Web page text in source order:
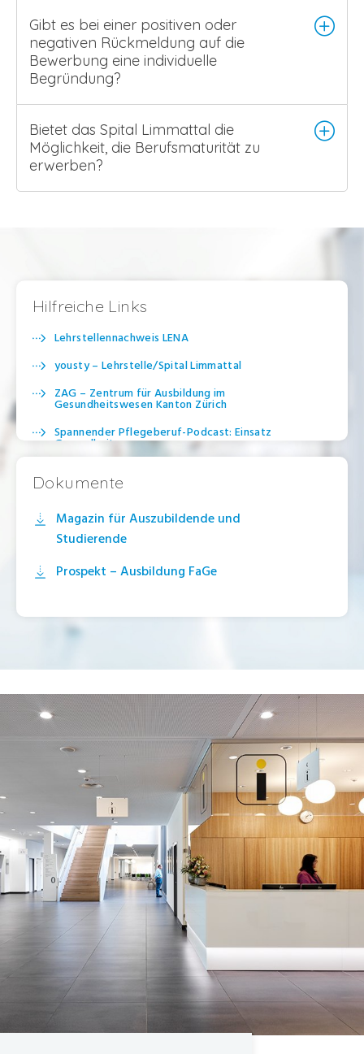
Gibt es bei einer positiven oder
negativen Rückmeldung auf die
Bewerbung eine individuelle
Begründung?
Bietet das Spital Limmattal die
Möglichkeit, die Berufsmaturität zu
erwerben?
Hilfreiche Links
Lehrstellennachweis LENA
yousty – Lehrstelle/Spital Limmattal
ZAG – Zentrum für Ausbildung im
Gesundheitswesen Kanton Zürich
Spannender Pflegeberuf-Podcast: Einsatz
Gesundheit
Dokumente
Magazin für Auszubildende und
Studierende
Prospekt – Ausbildung FaGe